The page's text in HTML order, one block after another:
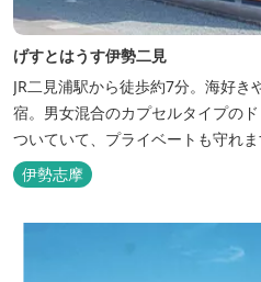
げすとはうす伊勢二見
JR二見浦駅から徒歩約7分。海好
宿。男女混合のカプセルタイプの
ついていて、プライベートも守れま
伊勢志摩